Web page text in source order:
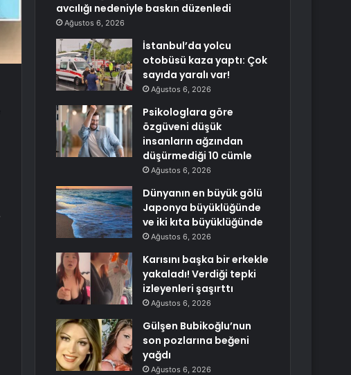
avcılığı nedeniyle baskın düzenledi
Ağustos 6, 2026
İstanbul’da yolcu
otobüsü kaza yaptı: Çok
sayıda yaralı var!
Ağustos 6, 2026
Psikologlara göre
özgüveni düşük
insanların ağzından
düşürmediği 10 cümle
Ağustos 6, 2026
Dünyanın en büyük gölü
Japonya büyüklüğünde
ve iki kıta büyüklüğünde
Ağustos 6, 2026
Karısını başka bir erkekle
yakaladı! Verdiği tepki
izleyenleri şaşırttı
Ağustos 6, 2026
Gülşen Bubikoğlu’nun
son pozlarına beğeni
yağdı
Ağustos 6, 2026